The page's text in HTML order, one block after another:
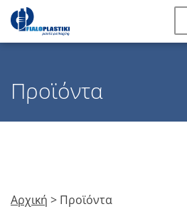
Προϊόντα
Αρχική > Προϊόντα